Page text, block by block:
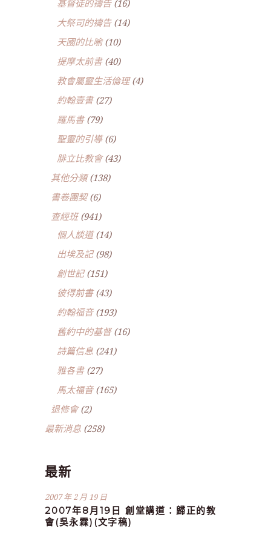
基督徒的禱告(16)
大祭司的禱告(14)
天國的比喻(10)
提摩太前書(40)
教會屬靈生活倫理(4)
約翰壹書(27)
羅馬書(79)
聖靈的引導(6)
腓立比教會(43)
其他分類(138)
書卷團契(6)
查經班(941)
個人談道(14)
出埃及記(98)
創世記(151)
彼得前書(43)
約翰福音(193)
舊約中的基督(16)
詩篇信息 (241)
雅各書(27)
馬太福音(165)
退修會(2)
最新消息 (258)
最新
2007 年 2 月 19 日
2007年8月19日 創堂講道：歸正的教
會(吳永霖)(文字稿)